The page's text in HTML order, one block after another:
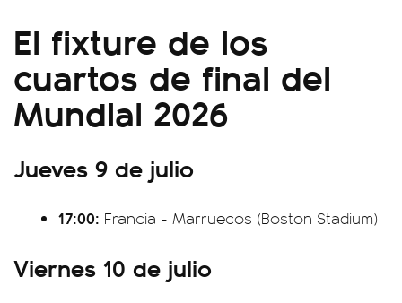
El fixture de los
cuartos de final del
Mundial 2026
Jueves 9 de julio
17:00: Francia - Marruecos (Boston Stadium)
Viernes 10 de julio